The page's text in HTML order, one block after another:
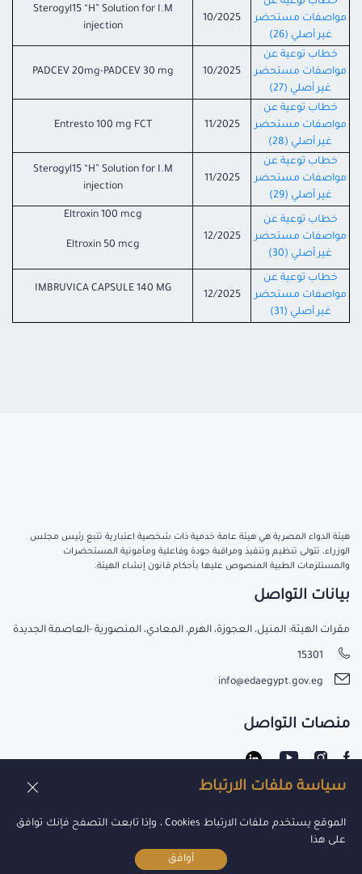
سياسة ملفات الارتباط
الموقع يستخدم ملفات الارتباط Cookies ، وإذا تابعت التصفح فإنك توافق
على هذا
أوافق
مواصفات مستحضر
غير أصلي (26)
10/2025
Sterogyl15 “H” Solution for I.M
injection
خطاب توعية عن
مواصفات مستحضر
غير أصلي (27)
10/2025
PADCEV 20mg-PADCEV 30 mg
خطاب توعية عن
مواصفات مستحضر
غير أصلي (28)
11/2025
Entresto 100 mg FCT
خطاب توعية عن
مواصفات مستحضر
غير أصلي (29)
11/2025
Sterogyl15 “H” Solution for I.M
injection
خطاب توعية عن
مواصفات مستحضر
غير أصلي (30)
12/2025
Eltroxin 100 mcg
Eltroxin 50 mcg
خطاب توعية عن
مواصفات مستحضر
غير أصلي (31)
12/2025
IMBRUVICA CAPSULE 140 MG
هيئة الدواء المصرية هي هيئة عامة خدمية ذات شخصية اعتبارية تتبع رئيس مجلس
الوزراء، تتولى تنظيم وتنفيذ ومراقبة جودة وفاعلية ومأمونية المستحضرات
والمستلزمات الطبية المنصوص عليها بأحكام قانون إنشاء الهيئة.
بيانات التواصل
مقرات الهيئة: المنيل، العجوزة، الهرم، المعادي، المنصورية -العاصمة الجديدة
15301
info@edaegypt.gov.eg
منصات التواصل
جميع الحقوق محفوظة لدي هيئة الدواء 2021